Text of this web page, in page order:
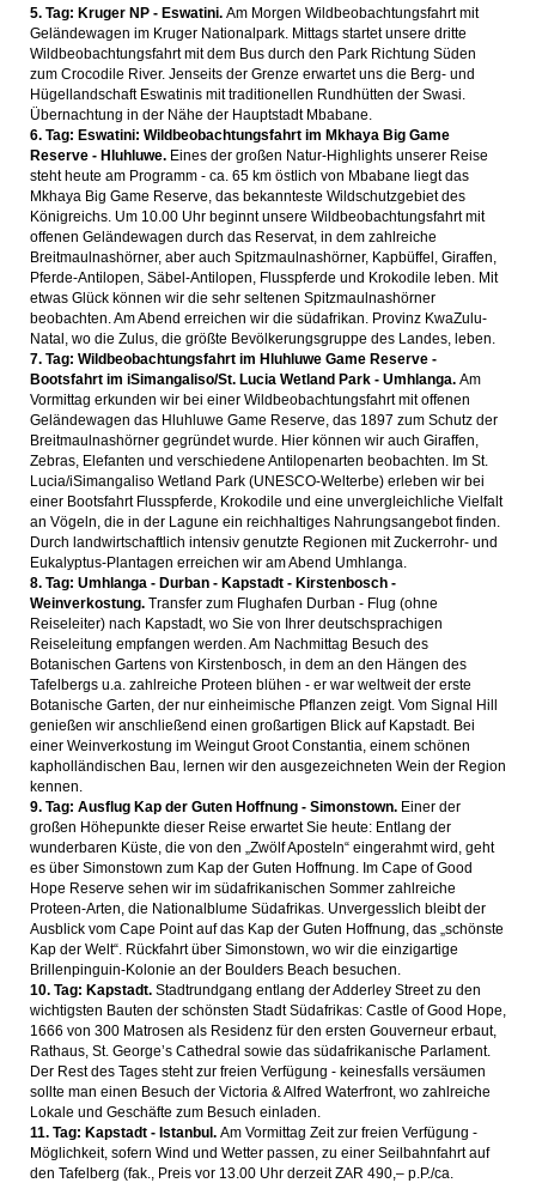
5. Tag: Kruger NP - Eswatini. Am Morgen Wildbeobachtungsfahrt mit
Geländewagen im Kruger Nationalpark. Mittags startet unsere dritte
Wildbeobachtungsfahrt mit dem Bus durch den Park Richtung Süden
zum Crocodile River. Jenseits der Grenze erwartet uns die Berg- und
Hügellandschaft Eswatinis mit traditionellen Rundhütten der Swasi.
Übernachtung in der Nähe der Hauptstadt Mbabane.
6. Tag: Eswatini: Wildbeobachtungsfahrt im Mkhaya Big Game
Reserve - Hluhluwe. Eines der großen Natur-Highlights unserer Reise
steht heute am Programm - ca. 65 km östlich von Mbabane liegt das
Mkhaya Big Game Reserve, das bekannteste Wildschutzgebiet des
Königreichs. Um 10.00 Uhr beginnt unsere Wildbeobachtungsfahrt mit
offenen Geländewagen durch das Reservat, in dem zahlreiche
Breitmaulnashörner, aber auch Spitzmaulnashörner, Kapbüffel, Giraffen,
Pferde-Antilopen, Säbel-Antilopen, Flusspferde und Krokodile leben. Mit
etwas Glück können wir die sehr seltenen Spitzmaulnashörner
beobachten. Am Abend erreichen wir die südafrikan. Provinz KwaZulu-
Natal, wo die Zulus, die größte Bevölkerungsgruppe des Landes, leben.
7. Tag: Wildbeobachtungsfahrt im Hluhluwe Game Reserve -
Bootsfahrt im iSimangaliso/St. Lucia Wetland Park - Umhlanga. Am
Vormittag erkunden wir bei einer Wildbeobachtungsfahrt mit offenen
Geländewagen das Hluhluwe Game Reserve, das 1897 zum Schutz der
Breitmaulnashörner gegründet wurde. Hier können wir auch Giraffen,
Zebras, Elefanten und verschiedene Antilopenarten beobachten. Im St.
Lucia/iSimangaliso Wetland Park (UNESCO-Welterbe) erleben wir bei
einer Bootsfahrt Flusspferde, Krokodile und eine unvergleichliche Vielfalt
an Vögeln, die in der Lagune ein reichhaltiges Nahrungsangebot finden.
Durch landwirtschaftlich intensiv genutzte Regionen mit Zuckerrohr- und
Eukalyptus-Plantagen erreichen wir am Abend Umhlanga.
8. Tag: Umhlanga - Durban - Kapstadt - Kirstenbosch -
Weinverkostung. Transfer zum Flughafen Durban - Flug (ohne
Reiseleiter) nach Kapstadt, wo Sie von Ihrer deutschsprachigen
Reiseleitung empfangen werden. Am Nachmittag Besuch des
Botanischen Gartens von Kirstenbosch, in dem an den Hängen des
Tafelbergs u.a. zahlreiche Proteen blühen - er war weltweit der erste
Botanische Garten, der nur einheimische Pflanzen zeigt. Vom Signal Hill
genießen wir anschließend einen großartigen Blick auf Kapstadt. Bei
einer Weinverkostung im Weingut Groot Constantia, einem schönen
kapholländischen Bau, lernen wir den ausgezeichneten Wein der Region
kennen.
9. Tag: Ausflug Kap der Guten Hoffnung - Simonstown. Einer der
großen Höhepunkte dieser Reise erwartet Sie heute: Entlang der
wunderbaren Küste, die von den „Zwölf Aposteln“ eingerahmt wird, geht
es über Simonstown zum Kap der Guten Hoffnung. Im Cape of Good
Hope Reserve sehen wir im südafrikanischen Sommer zahlreiche
Proteen-Arten, die Nationalblume Südafrikas. Unvergesslich bleibt der
Ausblick vom Cape Point auf das Kap der Guten Hoffnung, das „schönste
Kap der Welt“. Rückfahrt über Simonstown, wo wir die einzigartige
Brillenpinguin-Kolonie an der Boulders Beach besuchen.
10. Tag: Kapstadt. Stadtrundgang entlang der Adderley Street zu den
wichtigsten Bauten der schönsten Stadt Südafrikas: Castle of Good Hope,
1666 von 300 Matrosen als Residenz für den ersten Gouverneur erbaut,
Rathaus, St. George’s Cathedral sowie das südafrikanische Parlament.
Der Rest des Tages steht zur freien Verfügung - keinesfalls versäumen
sollte man einen Besuch der Victoria & Alfred Waterfront, wo zahlreiche
Lokale und Geschäfte zum Besuch einladen.
11. Tag: Kapstadt - Istanbul. Am Vormittag Zeit zur freien Verfügung -
Möglichkeit, sofern Wind und Wetter passen, zu einer Seilbahnfahrt auf
den Tafelberg (fak., Preis vor 13.00 Uhr derzeit ZAR 490,– p.P./ca.